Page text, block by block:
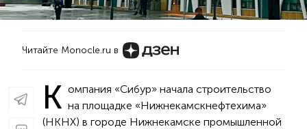
Читайте Monocle.ru в
К омпания «Сибур» начала строительство
на площадке «Нижнекамскнефтехима»
(НКНХ) в городе Нижнекамске промышленной